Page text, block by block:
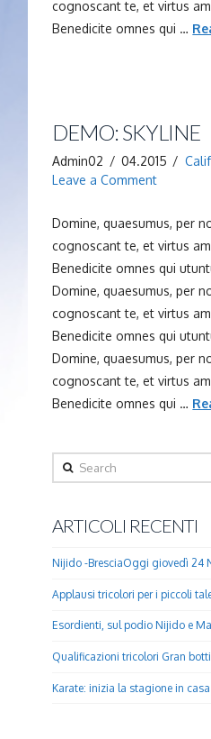
cognoscant te, et virtus
Benedicite omnes qui …
DEMO: SKYLINE
Admin02 04.2015
Leave a Comment
Domine, quaesumus, per
cognoscant te, et virtus
Benedicite omnes qui
Domine, quaesumus, per
cognoscant te, et virtus
Benedicite omnes qui
Domine, quaesumus, per
cognoscant te, et virtus
Benedicite omnes qui …
Search
ARTICOLI RECENTI
Nijido -BresciaOggi giovedì 24
Applausi tricolori per i piccoli
Esordienti, sul podio Nijido e
Qualificazioni tricolori Gran
Karate: inizia la stagione in